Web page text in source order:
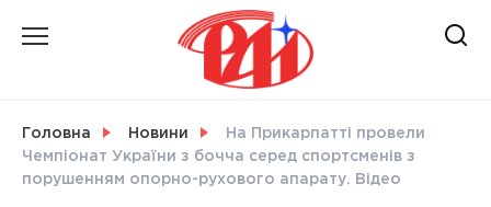
СВІТ
Головна Новини
На Прикарпатті провели
Чемпіонат України з бочча серед спортсменів з
порушенням опорно-рухового апарату. Відео